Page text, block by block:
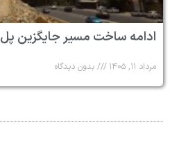
ادامه ساخت مسیر جایگزین پل b۱
مرداد ۱۱, ۱۴۰۵ بدون دیدگاه